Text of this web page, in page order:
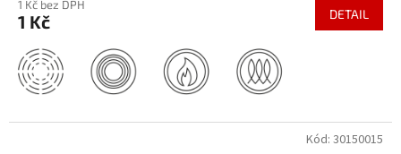
1 Kč bez DPH
1 Kč DETAIL
Kód: 30150015